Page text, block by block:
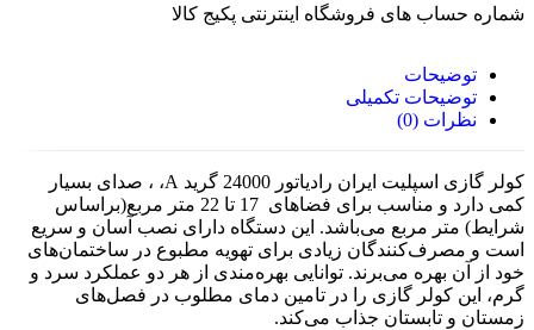
شماره حساب های فروشگاه اینترنتی پکیج کالا
توضیحات
توضیحات تکمیلی
نظرات (0)
کولر گازی اسپلیت ایران رادیاتور 24000 گرید A، ، صدای بسیار
کمی دارد و مناسب برای فضاهای 17 تا 22 متر مربع(براساس
شرایط) متر مربع می‌باشد. این دستگاه دارای نصب آسان و سریع
است و مصرف‌کنندگان زیادی برای تهویه مطبوع در ساختمان‌های
خود از آن بهره می‌برند. توانایی بهره‌مندی از هر دو عملکرد سرد و
گرم، این کولر گازی را در تامین دمای مطلوب در فصل‌های
زمستان و تابستان جذاب می‌کند.